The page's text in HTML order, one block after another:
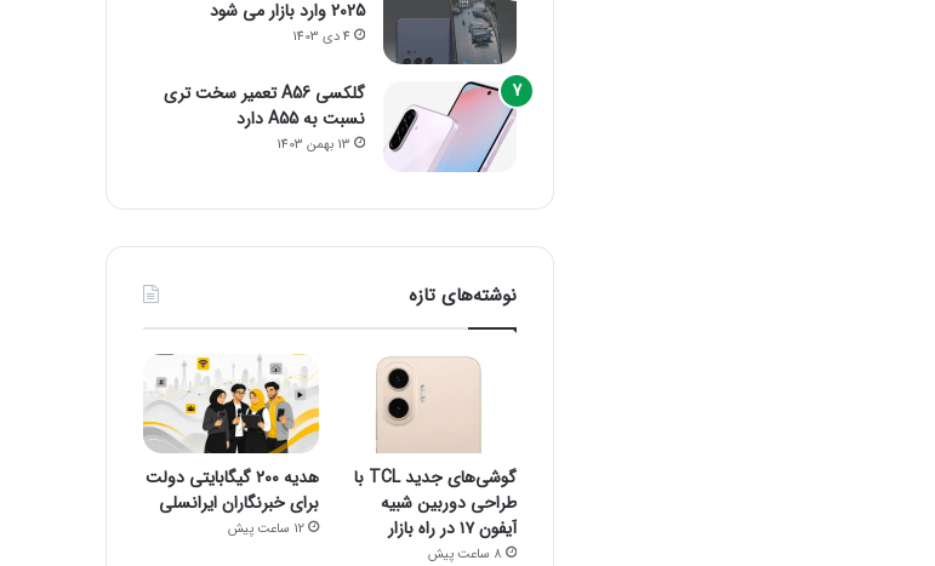
2025 وارد بازار می شود
4 دی 1403
گلکسی A56 تعمیر سخت تری
نسبت به A55 دارد
13 بهمن 1403
نوشته‌های تازه
گوشی‌های جدید TCL با
طراحی دوربین شبیه
آیفون ۱۷ در راه بازار
8 ساعت پیش
هدیه ۲۰۰ گیگابایتی دولت
برای خبرنگاران ایرانسلی
12 ساعت پیش